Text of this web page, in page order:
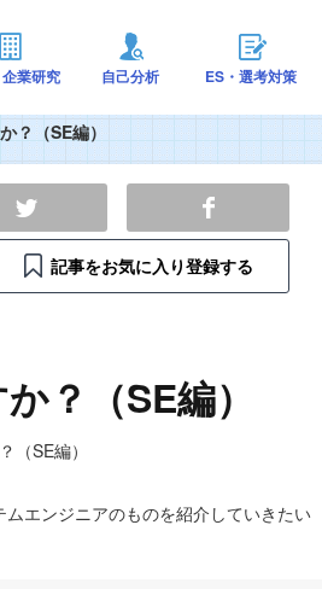
業研究 自己分析 ES・選考対策
？（SE編）
記事をお気に入り登録する
？（SE編）
エンジニアのものを紹介していきたい